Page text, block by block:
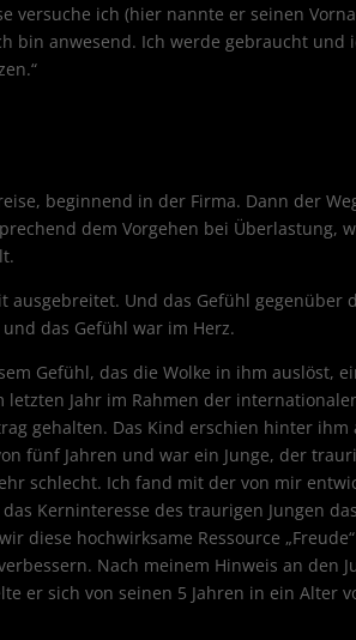
versuche ich (hier nannte er seinen
bin anwesend. Ich werde gebraucht und
beginnend in der Firma. Dann der
dem Vorgehen bei Überlastung,
ausgebreitet. Und das Gefühl gegenüber
das Gefühl war im Herz.
Gefühl, das die Wolke in ihm auslöst,
letzten Jahr im Rahmen der
gehalten. Das Kind erschien hinter
fünf Jahren und war ein Junge, der
schlecht. Ich fand mit der von mir
Kerninteresse des traurigen Jungen
diese hochwirksame Ressource
Nach meinem Hinweis an den
er sich von seinen 5 Jahren in ein Alter